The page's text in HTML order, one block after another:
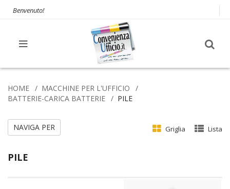
Benvenuto!
HOME
MACCHINE PER L'UFFICIO
BATTERIE-CARICA BATTERIE
PILE
PILE
Griglia Lista
NAVIGA PER